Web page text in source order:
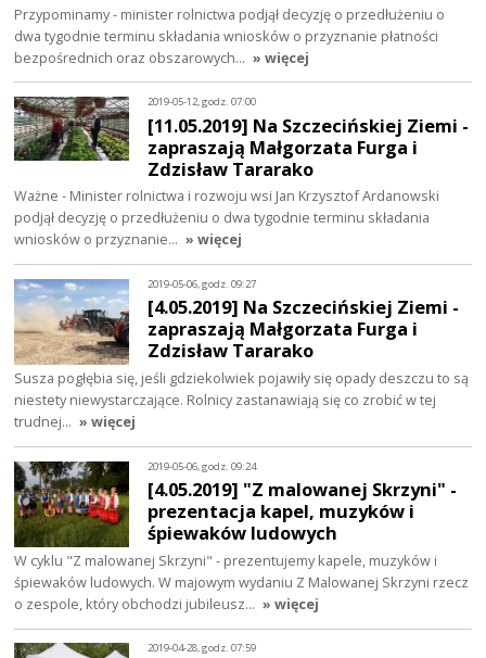
Przypominamy - minister rolnictwa podjął decyzję o przedłużeniu o
dwa tygodnie terminu składania wniosków o przyznanie płatności
bezpośrednich oraz obszarowych… » więcej
2019-05-12, godz. 07:00
[11.05.2019] Na Szczecińskiej Ziemi -
zapraszają Małgorzata Furga i
Zdzisław Tararako
Ważne - Minister rolnictwa i rozwoju wsi Jan Krzysztof Ardanowski
podjął decyzję o przedłużeniu o dwa tygodnie terminu składania
wniosków o przyznanie… » więcej
2019-05-06, godz. 09:27
[4.05.2019] Na Szczecińskiej Ziemi -
zapraszają Małgorzata Furga i
Zdzisław Tararako
Susza pogłębia się, jeśli gdziekolwiek pojawiły się opady deszczu to są
niestety niewystarczające. Rolnicy zastanawiają się co zrobić w tej
trudnej… » więcej
2019-05-06, godz. 09:24
[4.05.2019] "Z malowanej Skrzyni" -
prezentacja kapel, muzyków i
śpiewaków ludowych
W cyklu "Z malowanej Skrzyni" - prezentujemy kapele, muzyków i
śpiewaków ludowych. W majowym wydaniu Z Malowanej Skrzyni rzecz
o zespole, który obchodzi jubileusz… » więcej
2019-04-28, godz. 07:59